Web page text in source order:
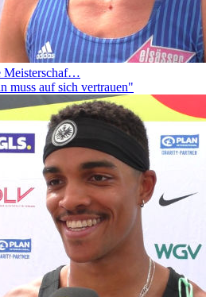
Meisterschaf…
muss auf sich vertrauen"